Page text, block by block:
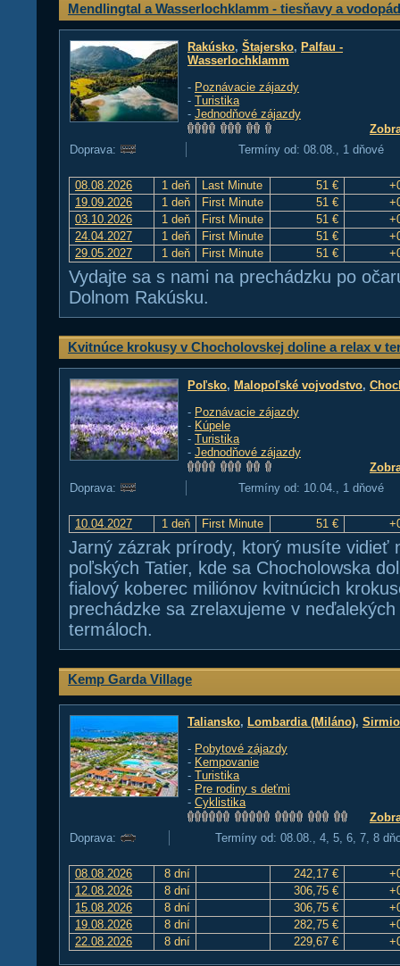
Mendlingtal a Wasserlochklamm - tiesňavy a
Rakúsko, Štajersko, Palfau -
Wasserlochklamm
- Poznávacie zájazdy
- Turistika
- Jednodňové zájazdy
Doprava:
Termíny od: 08.08., 1 dňové
08.08.2026 1 deň Last Minute 51 €
19.09.2026
1 deň First Minute 51 €
03.10.2026
1 deň First Minute 51 €
24.04.2027
1 deň First Minute 51 €
29.05.2027
1 deň First Minute 51 €
Vydajte sa s nami na prechádzku po
Dolnom Rakúsku.
Kvitnúce krokusy v Chocholovskej doline a relax v
Poľsko, Malopoľské vojvodstvo,
- Poznávacie zájazdy
- Kúpele
- Turistika
- Jednodňové zájazdy
Doprava:
Termíny od: 10.04., 1 dňové
10.04.2027 1 deň First Minute 51 €
Jarný zázrak prírody, ktorý musíte vidieť
poľských Tatier, kde sa Chocholowska
fialový koberec miliónov kvitnúcich
prechádzke sa zrelaxujeme v neďalekých
termáloch.
Kemp Garda Village
Taliansko, Lombardia (Miláno),
- Pobytové zájazdy
- Kempovanie
- Turistika
- Pre rodiny s deťmi
- Cyklistika
Doprava:
Termíny od: 08.08., 4, 5, 6, 7, 8
08.08.2026 8 dní 242,17 €
12.08.2026
8 dní 306,75 €
15.08.2026
8 dní 306,75 €
19.08.2026
8 dní 282,75 €
22.08.2026
8 dní 229,67 €